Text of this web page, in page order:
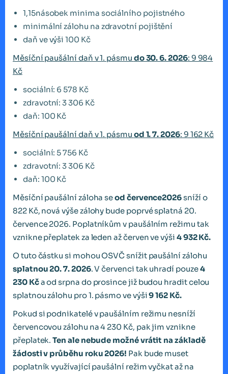
1,15násobek minima sociálního pojistného
minimální zálohu na zdravotní pojištění
daň ve výši 100 Kč
Měsíční paušální daň v 1. pásmu do 30. 6. 2026: 9 984
Kč
sociální: 6 578 Kč
zdravotní: 3 306 Kč
daň: 100 Kč
Měsíční paušální daň v 1. pásmu od 1. 7. 2026: 9 162 Kč
sociální: 5 756 Kč
zdravotní: 3 306 Kč
daň: 100 Kč
Měsíční paušální záloha seod července2026sníží o
822 Kč, nová výše zálohy bude poprvé splatná 20.
července 2026. Poplatníkům v paušálním režimu tak
vznikne přeplatek za leden až červen ve výši 4 932 Kč.
O tuto částku si mohou OSVČ snížit paušální zálohu
splatnou 20. 7. 2026. V červenci tak uhradí pouze4
230 Kča od srpna do prosince již budou hradit celou
splatnou zálohu pro 1. pásmo ve výši9 162 Kč.
Pokud si podnikatelé v paušálním režimu nesníží
červencovou zálohu na 4 230 Kč, pak jim vznikne
přeplatek.Ten ale nebude možné vrátit na základě
žádosti v průběhu roku 2026! Pak bude muset
poplatník využívající paušální režim vyčkat až na